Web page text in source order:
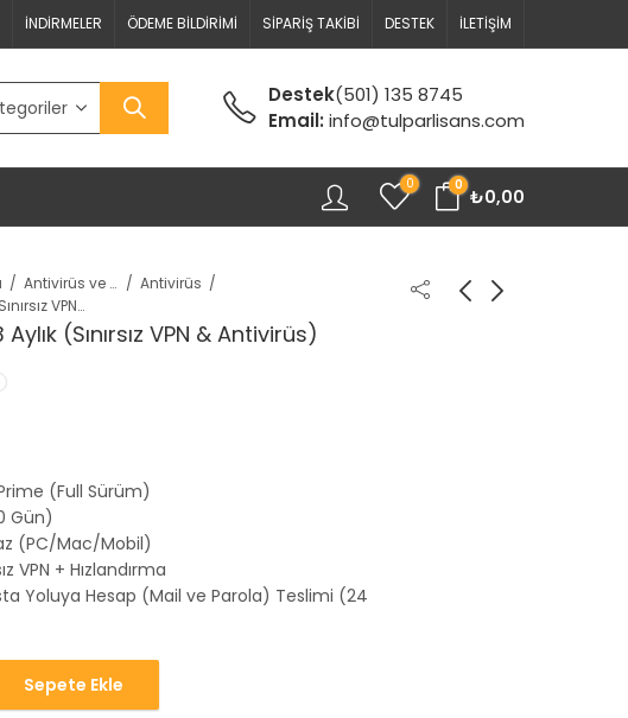
İNDIRMELER ÖDEME BILDIRIMI SIPARIŞ TAKIBI DESTEK İLETIŞIM
Destek(501) 135 8745
Email: info@tulparlisans.com
0 0
₺0,00
Antivirüs ve Güvenlik
Antivirüs
Avira Prime – 3 Aylık (Sınırsız VPN & Antivirüs)
(Sınırsız VPN & Antivirüs)
(Full Sürüm)
Gün)
(PC/Mac/Mobil)
VPN + Hızlandırma
Yoluya Hesap (Mail ve Parola) Teslimi (24
(Sınırsız VPN & Antivirüs) adet
Sepete Ekle